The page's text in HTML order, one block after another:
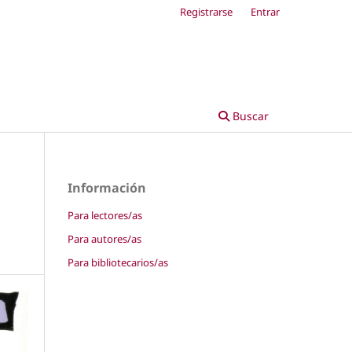
Buscar
Registrarse Entrar
Información
Para lectores/as
Para autores/as
Para bibliotecarios/as